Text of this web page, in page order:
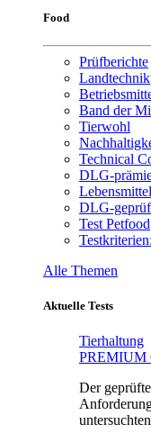
Food
Prüfberichte
Band der
Tierwohl
Technical
DLG-
DLG-
Test Petfood
Alle Themen
Aktuelle Tests
Tierhaltung
PREMIUM
Der